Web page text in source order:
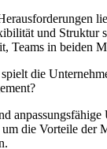
und Struktur
Teams in beiden
die
um die Vorteile der